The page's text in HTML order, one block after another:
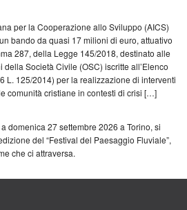
per la Cooperazione allo Sviluppo (AICS)
bando da quasi 17 milioni di euro, attuativo
287, della Legge 145/2018, destinato alle
della Società Civile (OSC) iscritte all’Elenco
L. 125/2014) per la realizzazione di interventi
comunità cristiane in contesti di crisi […]
domenica 27 settembre 2026 a Torino, si
del “Festival del Paesaggio Fluviale”,
che ci attraversa.